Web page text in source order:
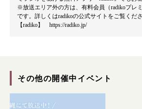
※放送エリア外の方は、有料会員（radikoプレ
です。詳しくはradikoの公式サイトをご覧くださ
【radiko】 https://radiko.jp/
その他の開催中イベント